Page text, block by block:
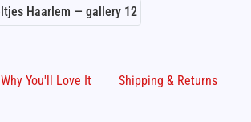
Why You'll Love It Shipping & Returns